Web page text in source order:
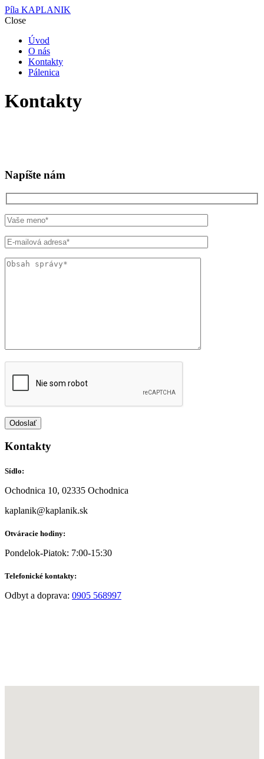
Píla KAPLANIK
Close
Úvod
O nás
Kontakty
Pálenica
Kontakty
Napíšte nám
Kontakty
Sídlo:
Ochodnica 10, 02335 Ochodnica
kaplanik@kaplanik.sk
Otváracie hodiny:
Pondelok-Piatok: 7:00-15:30
Telefonické kontakty:
Odbyt a doprava: 0905 568997